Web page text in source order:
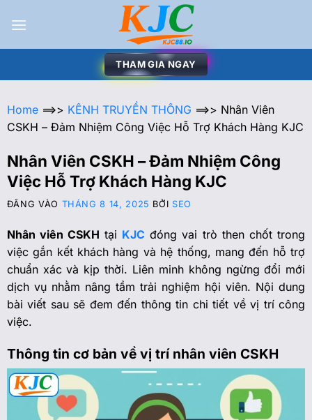
THAM GIA NGAY
Home==>> KÊNH TRUYỀN THÔNG ==>> Nhân Viên
CSKH – Đảm Nhiệm Công Việc Hỗ Trợ Khách Hàng KJC
Nhân Viên CSKH – Đảm Nhiệm Công
Việc Hỗ Trợ Khách Hàng KJC
ĐĂNG VÀO THÁNG 8 14, 2025 BỞI SEO
Nhân viên CSKH tại KJC đóng vai trò then chốt trong
việc gắn kết khách hàng và hệ thống, mang đến hỗ trợ
chuẩn xác và kịp thời. Liên minh không ngừng đổi mới
dịch vụ nhằm nâng tầm trải nghiệm hội viên. Nội dung
bài viết sau sẽ đem đến thông tin chi tiết về vị trí công
việc.
Thông tin cơ bản về vị trí nhân viên CSKH